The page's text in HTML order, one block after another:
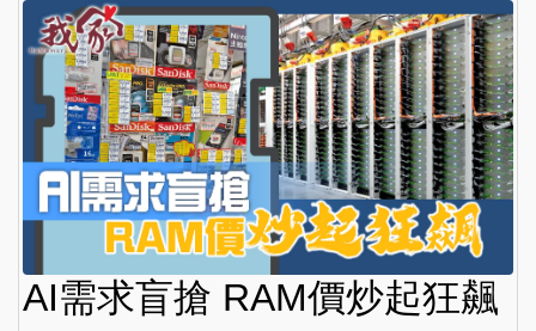
AI需求盲搶 RAM價炒起狂飆